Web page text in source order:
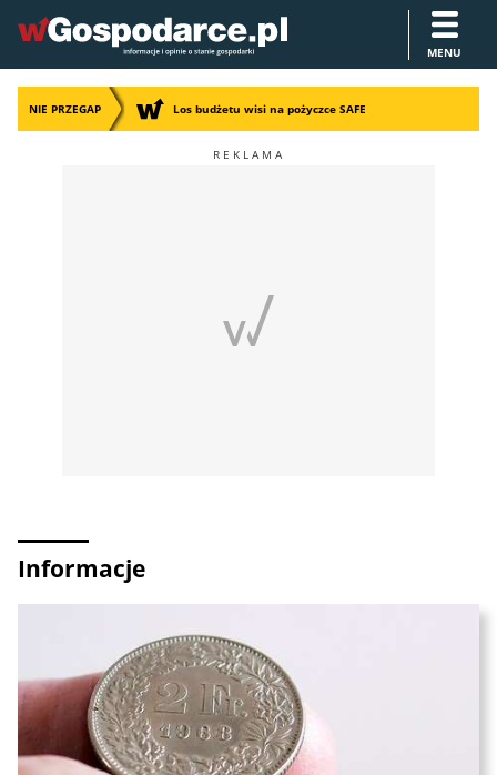
MENU
NIE PRZEGAP Los budżetu wisi na pożyczce SAFE
Informacje